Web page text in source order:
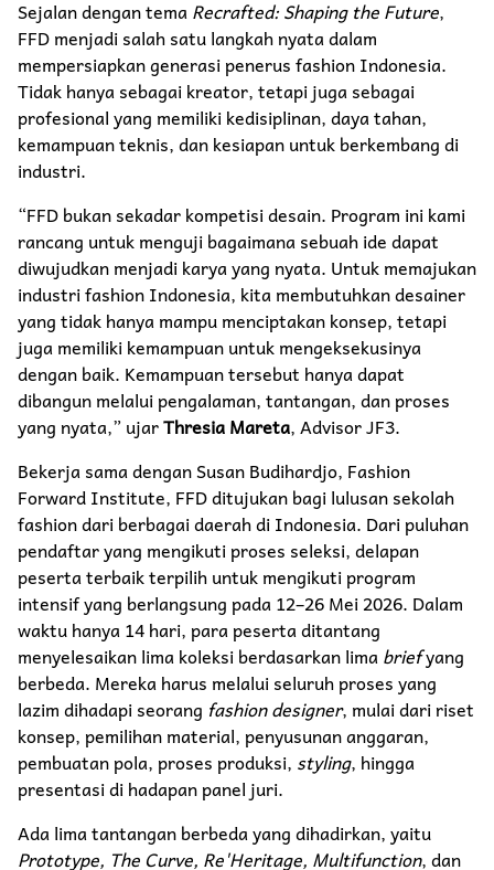
Sejalan dengan temaRecrafted: Shaping the Future,
FFD menjadi salah satu langkah nyata dalam
mempersiapkan generasi penerus fashion Indonesia.
Tidak hanya sebagai kreator, tetapi juga sebagai
profesional yang memiliki kedisiplinan, daya tahan,
kemampuan teknis, dan kesiapan untuk berkembang di
industri.
“FFD bukan sekadar kompetisi desain. Program ini kami
rancang untuk menguji bagaimana sebuah ide dapat
diwujudkan menjadi karya yang nyata. Untuk memajukan
industri fashion Indonesia, kita membutuhkan desainer
yang tidak hanya mampu menciptakan konsep, tetapi
juga memiliki kemampuan untuk mengeksekusinya
dengan baik. Kemampuan tersebut hanya dapat
dibangun melalui pengalaman, tantangan, dan proses
yang nyata,” ujarThresia Mareta, Advisor JF3.
Bekerja sama dengan Susan Budihardjo, Fashion
Forward Institute, FFD ditujukan bagi lulusan sekolah
fashion dari berbagai daerah di Indonesia. Dari puluhan
pendaftar yang mengikuti proses seleksi, delapan
peserta terbaik terpilih untuk mengikuti program
intensif yang berlangsung pada 12–26 Mei 2026. Dalam
waktu hanya 14 hari, para peserta ditantang
menyelesaikan lima koleksi berdasarkan limabriefyang
berbeda. Mereka harus melalui seluruh proses yang
lazim dihadapi seorang fashion designer, mulai dari riset
konsep, pemilihan material, penyusunan anggaran,
pembuatan pola, proses produksi, styling, hingga
presentasi di hadapan panel juri.
Ada lima tantangan berbeda yang dihadirkan, yaitu
Prototype, The Curve, Re'Heritage, Multifunction, dan